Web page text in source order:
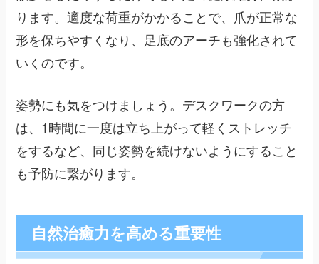
ります。適度な荷重がかかることで、爪が正常な
形を保ちやすくなり、足底のアーチも強化されて
いくのです。
姿勢にも気をつけましょう。デスクワークの方
は、1時間に一度は立ち上がって軽くストレッチ
をするなど、同じ姿勢を続けないようにすること
も予防に繋がります。
自然治癒力を高める重要性